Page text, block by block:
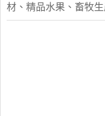
材、精品水果、畜牧